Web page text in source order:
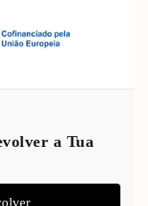
a Tua